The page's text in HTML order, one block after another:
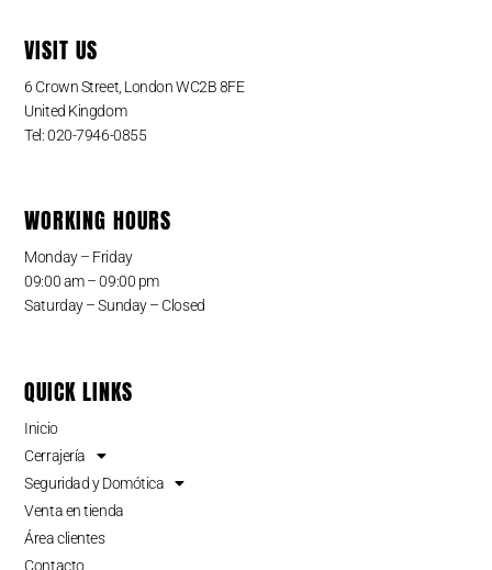
VISIT US
6 Crown Street, London WC2B 8FE
United Kingdom
Tel: 020-7946-0855
WORKING HOURS
Monday – Friday
09:00 am – 09:00 pm
Saturday – Sunday – Closed
QUICK LINKS
Inicio
Cerrajería
Seguridad y Domótica
Venta en tienda
Área clientes
Contacto